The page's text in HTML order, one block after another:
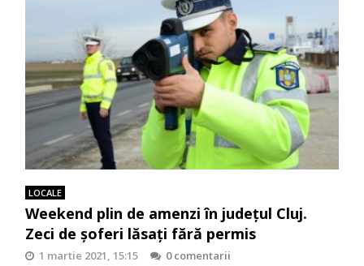
LOCALE
Weekend plin de amenzi în județul Cluj.
Zeci de șoferi lăsați fără permis
1 martie 2021, 15:15
0 comentarii